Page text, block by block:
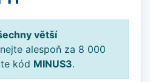
větší
alespoň za 8 000
kód MINUS3.